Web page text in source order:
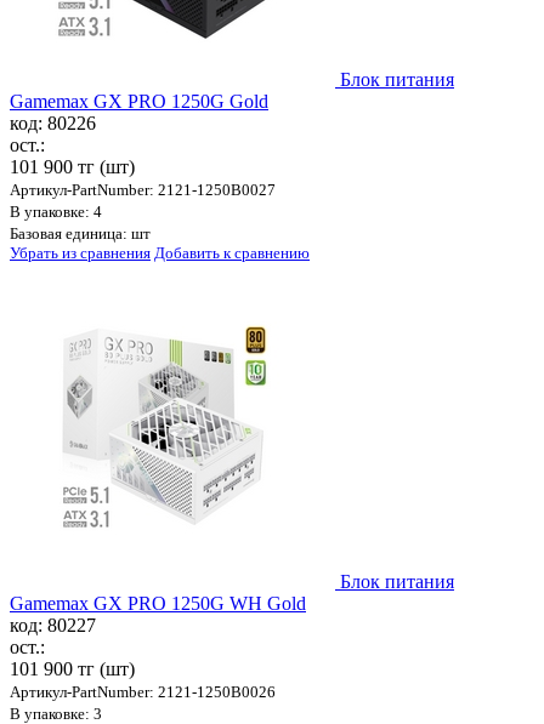
Блок питания
Gamemax GX PRO 1250G Gold
код: 80226
ост.:
101 900 тг (шт)
Артикул-PartNumber: 2121-1250B0027
В упаковке: 4
Базовая единица: шт
Убрать из сравнения Добавить к сравнению
Блок питания
Gamemax GX PRO 1250G WH Gold
код: 80227
ост.:
101 900 тг (шт)
Артикул-PartNumber: 2121-1250B0026
В упаковке: 3